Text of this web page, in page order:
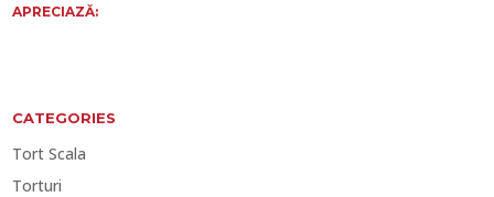
APRECIAZĂ:
CATEGORIES
Tort Scala
Torturi